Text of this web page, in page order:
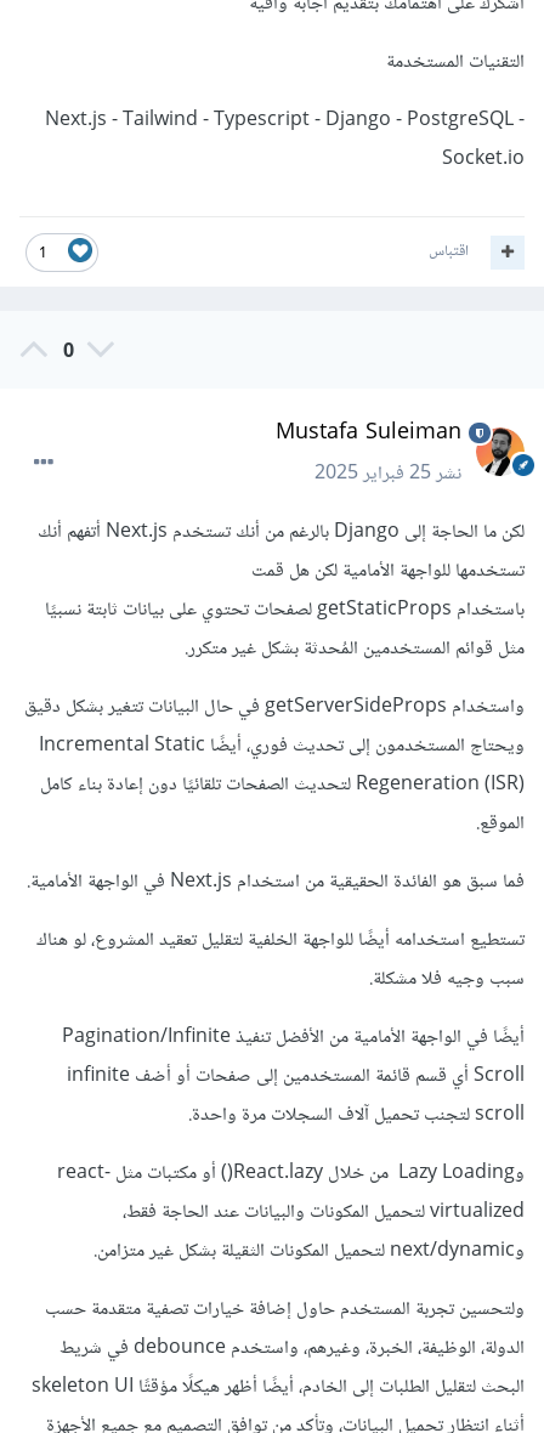
التقنيات المستخدمة
Next.js - Tailwind - Typescript - Django - PostgreSQL -
Socket.io
1 اقتباس
0
Mustafa Suleiman
نشر25 فبراير 2025
لكن ما الحاجة إلى Django بالرغم من أنك تستخدم Next.js أتفهم أنك
تستخدمها للواجهة الأمامية لكن هل قمت
باستخدام getStaticProps لصفحات تحتوي على بيانات ثابتة نسبيًا
مثل قوائم المستخدمين المُحدثة بشكل غير متكرر.
واستخدام getServerSideProps في حال البيانات تتغير بشكل دقيق
ويحتاج المستخدمون إلى تحديث فوري، أيضًا Incremental Static
Regeneration (ISR) لتحديث الصفحات تلقائيًا دون إعادة بناء كامل
الموقع.
فما سبق هو الفائدة الحقيقية من استخدام Next.js في الواجهة الأمامية.
تستطيع استخدامه أيضًا للواجهة الخلفية لتقليل تعقيد المشروع، لو هناك
سبب وجيه فلا مشكلة.
أيضًا في الواجهة الأمامية من الأفضل تنفيذ Pagination/Infinite
Scroll أي قسم قائمة المستخدمين إلى صفحات أو أضف infinite
scroll لتجنب تحميل آلاف السجلات مرة واحدة.
وLazy Loading من خلال React.lazy() أو مكتبات مثل react-
virtualized لتحميل المكونات والبيانات عند الحاجة فقط،
وnext/dynamic لتحميل المكونات الثقيلة بشكل غير متزامن.
ولتحسين تجربة المستخدم حاول إضافة خيارات تصفية متقدمة حسب
الدولة، الوظيفة، الخبرة، وغيرهم، واستخدم debounce في شريط
البحث لتقليل الطلبات إلى الخادم، أيضًا أظهر هيكلًا مؤقتًا skeleton UI